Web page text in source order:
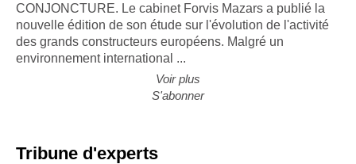
CONJONCTURE. Le cabinet Forvis Mazars a publié la
nouvelle édition de son étude sur l'évolution de l'activité
des grands constructeurs européens. Malgré un
environnement international ...
Voir plus
S'abonner
Tribune d'experts